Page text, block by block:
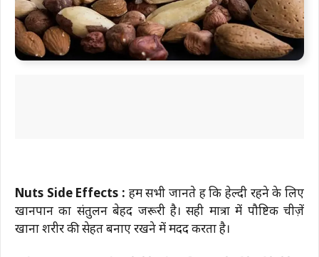
Nuts Side Effects : हम सभी जानते हैं कि हेल्दी रहने के लिए
खानपान का संतुलन बेहद जरूरी है। सही मात्रा में पौष्टिक चीज़ें
खाना शरीर की सेहत बनाए रखने में मदद करता है।